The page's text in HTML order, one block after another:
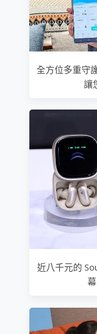
全方位多重守
讓
近八千元的